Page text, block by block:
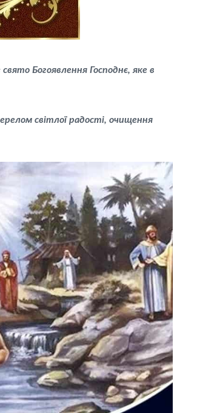
Богоявлення Господнє, яке в
світлої радості, очищення